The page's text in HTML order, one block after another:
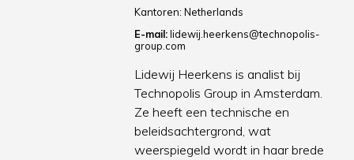
Kantoren:Netherlands
E-mail: lidewij.heerkens@technopolis-
group.com
Lidewij Heerkens is analist bij
Technopolis Group in Amsterdam.
Ze heeft een technische en
beleidsachtergrond, wat
weerspiegeld wordt in haar brede